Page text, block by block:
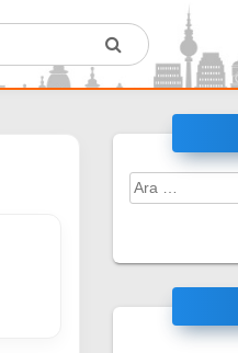
Arama: